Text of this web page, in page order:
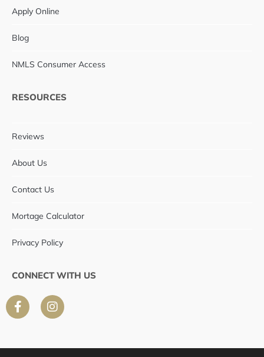
Apply Online
Blog
NMLS Consumer Access
RESOURCES
Reviews
About Us
Contact Us
Mortage Calculator
Privacy Policy
CONNECT WITH US
F
a
b
I
n
a